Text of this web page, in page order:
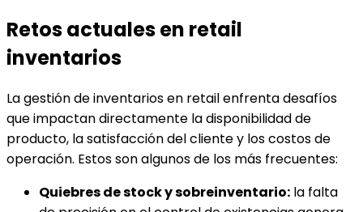
Retos actuales en retail
inventarios
La gestión de inventarios en retail enfrenta desafíos
que impactan directamente la disponibilidad de
producto, la satisfacción del cliente y los costos de
operación. Estos son algunos de los más frecuentes:
Quiebres de stock y sobreinventario: la falta